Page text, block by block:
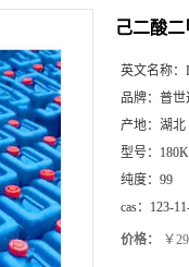
己二酸二
英文名称：
品牌： 普世
产地： 湖北
型号：
纯度： 99
cas： 123-
价格： ￥